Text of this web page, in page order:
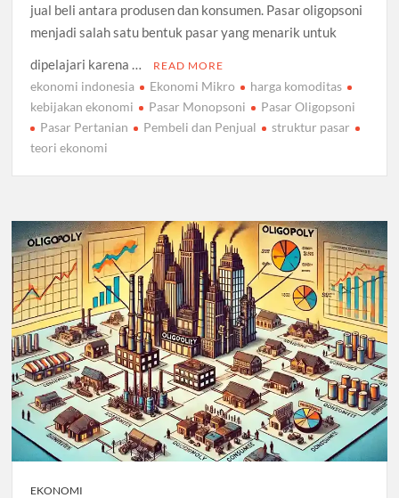
jual beli antara produsen dan konsumen. Pasar oligopsoni
menjadi salah satu bentuk pasar yang menarik untuk
dipelajari karena …
READ MORE
ekonomi indonesia Ekonomi Mikro
harga komoditas
kebijakan ekonomi
Pasar Monopsoni
Pasar Oligopsoni
Pasar Pertanian
Pembeli dan Penjual
struktur pasar
teori ekonomi
EKONOMI